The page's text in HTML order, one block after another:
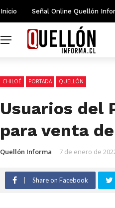
Inicio Señal Online Quellón
CHILOÉ PORTADA QUELLÓN
Usuarios del
para venta
Quellón Informa 7 de enero de
Share on Facebook